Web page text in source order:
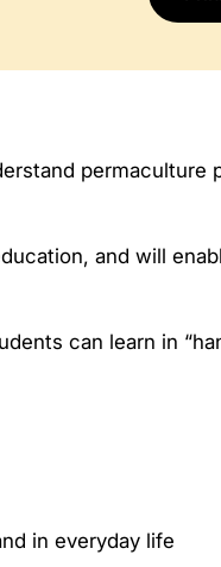
permaculture
and will
can learn in
in everyday life